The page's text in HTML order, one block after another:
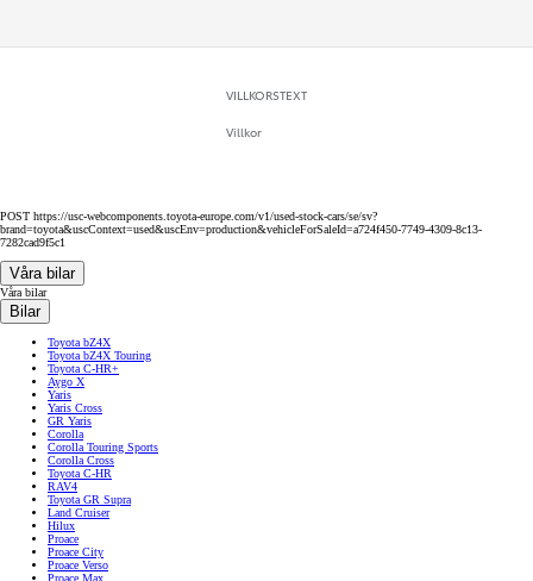
VILLKORSTEXT
Villkor
POST https://usc-webcomponents.toyota-europe.com/v1/used-stock-cars/se/sv?
brand=toyota&uscContext=used&uscEnv=production&vehicleForSaleId=a724f450-7749-4309-8c13-
7282cad9f5c1
Våra bilar
Våra bilar
Bilar
Toyota bZ4X
Toyota bZ4X Touring
Toyota C-HR+
Aygo X
Yaris
Yaris Cross
GR Yaris
Corolla
Corolla Touring Sports
Corolla Cross
Toyota C-HR
RAV4
Toyota GR Supra
Land Cruiser
Hilux
Proace
Proace City
Proace Verso
Proace Max